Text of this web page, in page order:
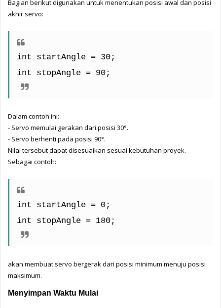
Bagian berikut digunakan untuk menentukan posisi awal dan posisi
akhir servo:
int startAngle = 30;
int stopAngle = 90;
Dalam contoh ini:
- Servo memulai gerakan dari posisi 30°.
- Servo berhenti pada posisi 90°.
Nilai tersebut dapat disesuaikan sesuai kebutuhan proyek.
Sebagai contoh:
int startAngle = 0;
int stopAngle = 180;
akan membuat servo bergerak dari posisi minimum menuju posisi
maksimum.
Menyimpan Waktu Mulai